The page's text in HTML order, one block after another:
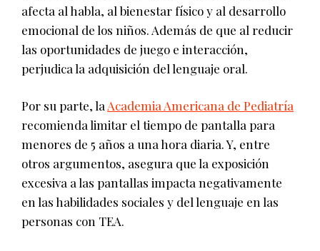
afecta al habla, al bienestar físico y al desarrollo
emocional de los niños. Además de que al reducir
las oportunidades de juego e interacción,
perjudica la adquisición del lenguaje oral.
Por su parte, la Academia Americana de Pediatría
recomienda limitar el tiempo de pantalla para
menores de 5 años a una hora diaria. Y, entre
otros argumentos, asegura que la exposición
excesiva a las pantallas impacta negativamente
en las habilidades sociales y del lenguaje en las
personas con TEA.